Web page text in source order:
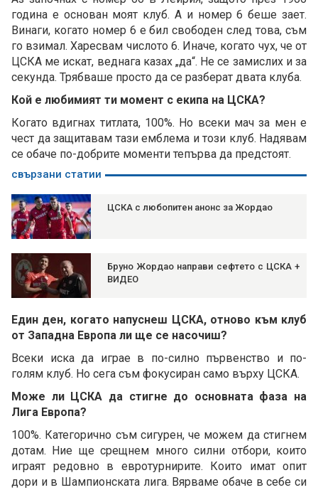
година е основан моят клуб. А и номер 6 беше зает.
Винаги, когато номер 6 е бил свободен след това, съм
го взимал. Харесвам числото 6. Иначе, когато чух, че от
ЦСКА ме искат, веднага казах „да“. Не се замислих и за
секунда. Трябваше просто да се разберат двата клуба.
Кой е любимият ти момент с екипа на ЦСКА?
Когато вдигнах титлата, 100%. Но всеки мач за мен е
чест да защитавам тази емблема и този клуб. Надявам
се обаче по-добрите моменти тепърва да предстоят.
свързани статии
ЦСКА с любопитен анонс за Жордао
Бруно Жордао направи сефтето с ЦСКА +
ВИДЕО
Един ден, когато напуснеш ЦСКА, отново към клуб
от Западна Европа ли ще се насочиш?
Всеки иска да играе в по-силно първенство и по-
голям клуб. Но сега съм фокусиран само върху ЦСКА.
Може ли ЦСКА да стигне до основната фаза на
Лига Европа?
100%. Категорично съм сигурен, че можем да стигнем
дотам. Ние ще срещнем много силни отбори, които
играят редовно в евротурнирите. Които имат опит
дори и в Шампионската лига. Вярваме обаче в себе си